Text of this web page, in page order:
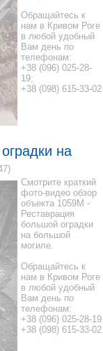
Обращайтесь к
нам в Кривом Роге
в любой удобный
Вам день по
телефонам:
+38 (096) 025-28-
19;
+38 (098) 615-33-02
на
Смотрите краткий
фото-видео обзор
объекта 1059М -
Реставрация
большой оградки
на большой
могиле.
Обращайтесь к
нам в Кривом Роге
в любой удобный
Вам день по
телефонам:
+38 (096) 025-28-19
+38 (098) 615-33-02